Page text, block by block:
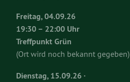
Freitag, 04.09.26
19:30 – 22:00 Uhr
Treffpunkt Grün
(Ort wird noch bekannt gegeben)
Dienstag, 15.09.26 ·